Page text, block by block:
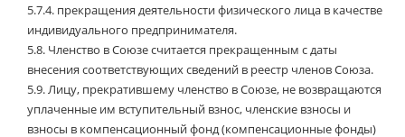
5.7.4. прекращения деятельности физического лица в качестве
индивидуального предпринимателя.
5.8. Членство в Союзе считается прекращенным с даты
внесения соответствующих сведений в реестр членов Союза.
5.9. Лицу, прекратившему членство в Союзе, не возвращаются
уплаченные им вступительный взнос, членские взносы и
взносы в компенсационный фонд (компенсационные фонды)